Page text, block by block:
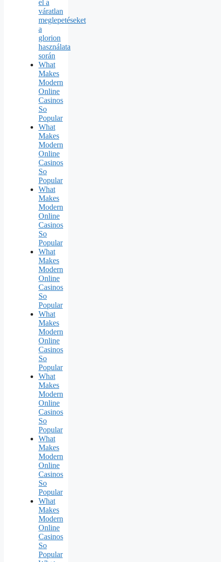
el a
váratlan
meglepetéseket
a
glorion
használata
során
What
Makes
Modern
Online
Casinos
So
Popular
What
Makes
Modern
Online
Casinos
So
Popular
What
Makes
Modern
Online
Casinos
So
Popular
What
Makes
Modern
Online
Casinos
So
Popular
What
Makes
Modern
Online
Casinos
So
Popular
What
Makes
Modern
Online
Casinos
So
Popular
What
Makes
Modern
Online
Casinos
So
Popular
What
Makes
Modern
Online
Casinos
So
Popular